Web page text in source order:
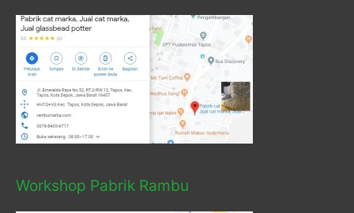
Workshop Pabrik Rambu